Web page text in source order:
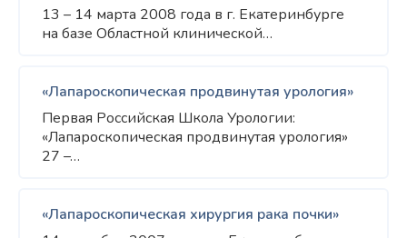
13 – 14 марта 2008 года в г. Екатеринбурге
на базе Областной клинической…
«Лапароскопическая продвинутая урология»
Первая Российская Школа Урологии:
«Лапароскопическая продвинутая урология»
27 –…
«Лапароскопическая хирургия рака почки»